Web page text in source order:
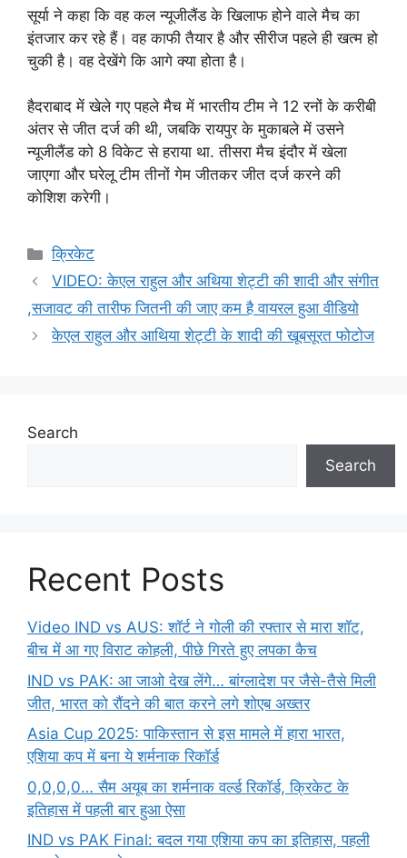
सूर्या ने कहा कि वह कल न्यूजीलैंड के खिलाफ होने वाले मैच का
इंतजार कर रहे हैं। वह काफी तैयार है और सीरीज पहले ही खत्म हो
चुकी है। वह देखेंगे कि आगे क्या होता है।
हैदराबाद में खेले गए पहले मैच में भारतीय टीम ने 12 रनों के करीबी
अंतर से जीत दर्ज की थी, जबकि रायपुर के मुकाबले में उसने
न्यूजीलैंड को 8 विकेट से हराया था. तीसरा मैच इंदौर में खेला
जाएगा और घरेलू टीम तीनों गेम जीतकर जीत दर्ज करने की
कोशिश करेगी।
Categories
क्रिकेट
VIDEO: केएल राहुल और अथिया शेट्टी की शादी और संगीत
,सजावट की तारीफ जितनी की जाए कम है वायरल हुआ वीडियो
केएल राहुल और आथिया शेट्टी के शादी की खूबसूरत फोटोज
Search
Search
Recent Posts
Video IND vs AUS: शॉर्ट ने गोली की रफ्तार से मारा शॉट,
बीच में आ गए विराट कोहली, पीछे गिरते हुए लपका कैच
IND vs PAK: आ जाओ देख लेंगे… बांग्लादेश पर जैसे-तैसे मिली
जीत, भारत को रौंदने की बात करने लगे शोएब अख्तर
Asia Cup 2025: पाकिस्तान से इस मामले में हारा भारत,
एशिया कप में बना ये शर्मनाक रिकॉर्ड
0,0,0,0… सैम अयूब का शर्मनाक वर्ल्ड रिकॉर्ड, क्रिकेट के
इतिहास में पहली बार हुआ ऐसा
IND vs PAK Final: बदल गया एशिया कप का इतिहास, पहली